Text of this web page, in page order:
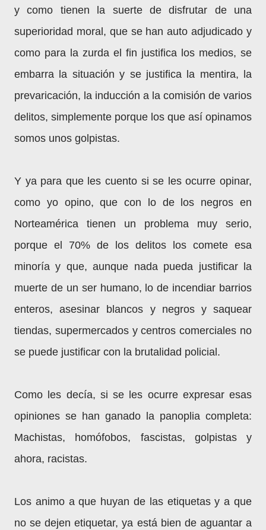
y como tienen la suerte de disfrutar de una
superioridad moral, que se han auto adjudicado y
como para la zurda el fin justifica los medios, se
embarra la situación y se justifica la mentira, la
prevaricación, la inducción a la comisión de varios
delitos, simplemente porque los que así opinamos
somos unos golpistas.
Y ya para que les cuento si se les ocurre opinar,
como yo opino, que con lo de los negros en
Norteamérica tienen un problema muy serio,
porque el 70% de los delitos los comete esa
minoría y que, aunque nada pueda justificar la
muerte de un ser humano, lo de incendiar barrios
enteros, asesinar blancos y negros y saquear
tiendas, supermercados y centros comerciales no
se puede justificar con la brutalidad policial.
Como les decía, si se les ocurre expresar esas
opiniones se han ganado la panoplia completa:
Machistas, homófobos, fascistas, golpistas y
ahora, racistas.
Los animo a que huyan de las etiquetas y a que
no se dejen etiquetar, ya está bien de aguantar a